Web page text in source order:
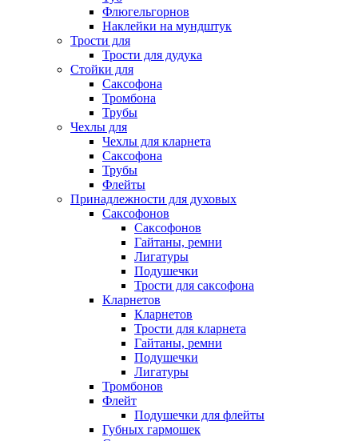
Флюгельгорнов
Наклейки на мундштук
Трости для
Трости для дудука
Стойки для
Саксофона
Тромбона
Трубы
Чехлы для
Чехлы для кларнета
Саксофона
Трубы
Флейты
Принадлежности для духовых
Саксофонов
Саксофонов
Гайтаны, ремни
Лигатуры
Подушечки
Трости для саксофона
Кларнетов
Кларнетов
Трости для кларнета
Гайтаны, ремни
Подушечки
Лигатуры
Тромбонов
Флейт
Подушечки для флейты
Губных гармошек